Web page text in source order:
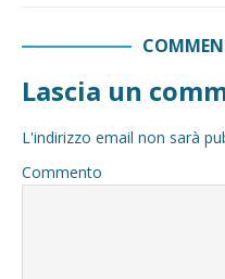
Lascia un
L'indirizzo email non sarà
Commento